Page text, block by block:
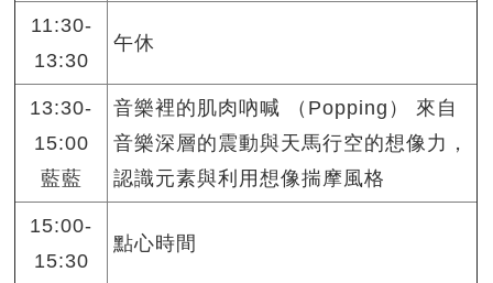
11:30-
13:30
午休
13:30-
15:00
藍藍
音樂裡的肌肉吶喊 （Popping） 來自
音樂深層的震動與天馬行空的想像力，
認識元素與利用想像揣摩風格
15:00-
15:30
點心時間